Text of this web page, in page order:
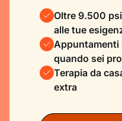
Oltre 9.500
alle tue
Appuntamenti
quando sei
Terapia da
extra